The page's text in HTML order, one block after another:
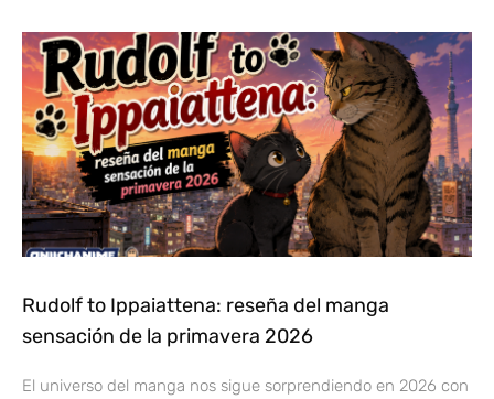
Rudolf to Ippaiattena: reseña del manga
sensación de la primavera 2026
El universo del manga nos sigue sorprendiendo en 2026 con